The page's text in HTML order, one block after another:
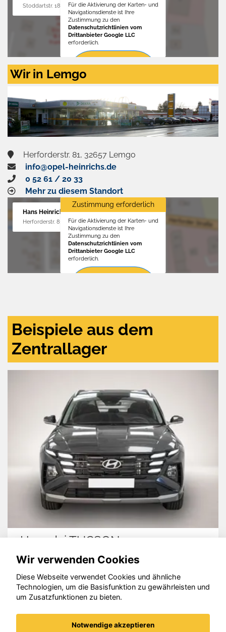
Stoddartstr. 18, 32758 DetmoldFür die Aktivierung der Karten- und
Navigationsdienste ist Ihre
Zustimmung zu den
Datenschutzrichtlinien vom
Drittanbieter Google LLC
erforderlich.
Zustimmen
aktivieren
Wir in Lemgo
Herforderstr. 81, 32657 Lemgo
info@opel-heinrichs.de
0 52 61 / 20 33
Mehr zu diesem Standort
Hans Heinrichs GmbH
Herforderstr. 81, 32657 Lemgo
Zustimmung erforderlich
Für die Aktivierung der Karten- und
Navigationsdienste ist Ihre
Zustimmung zu den
Datenschutzrichtlinien vom
Drittanbieter Google LLC
erforderlich.
Beispiele aus dem
Zentrallager
Hyundai TUCSON
© konjunkturmotor.de GmbH 2020 - 2026
Wir verwenden Cookies
Diese Webseite verwendet Cookies und ähnliche
Technologien, um die Basisfunktion zu gewährleisten und
um Zusatzfunktionen zu bieten.
Notwendige akzeptieren